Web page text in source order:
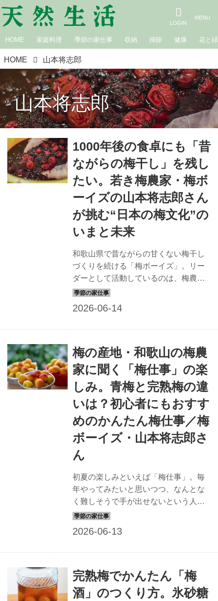
HOME 家庭料理 季節の家仕事 収納 掃除 健康 花と緑
HOME 山本将志郎
山本将志郎
1000年後の食卓にも「昔
ながらの梅干し」を残し
たい。若き梅農家・梅ボ
ーイズの山本将志郎さん
が挑む“日本の梅文化”の
いまと未来
和歌山県で昔ながらの甘くない梅干し
づくりを続ける「梅ボーイズ」。リー
ダーとして活動しているのは、梅農家
で育った山本将志郎さんです。甘い味
さんが守り、この先に繋げたいものと
は？ 梅のある暮らしとともに、その思
いを聞きました。
梅の産地・和歌山の梅農
家に聞く「梅仕事」の楽
しみ。青梅と完熟梅の違
いは？初心者にもおすす
めのかんたん梅仕事／梅
ボーイズ・山本将志郎さ
ん
初夏の楽しみといえば「梅仕事」。毎
年やってみたいと思いつつ、なんとな
く難しそうで手が出せないという人も
多いのではないでしょうか。そんな梅
リーダーの山本将志郎さんに、梅その
ものの魅力や、初心者におすすめの梅
仕事を聞きました。
完熟梅でかんたん「梅
酒」のつくり方。氷砂糖